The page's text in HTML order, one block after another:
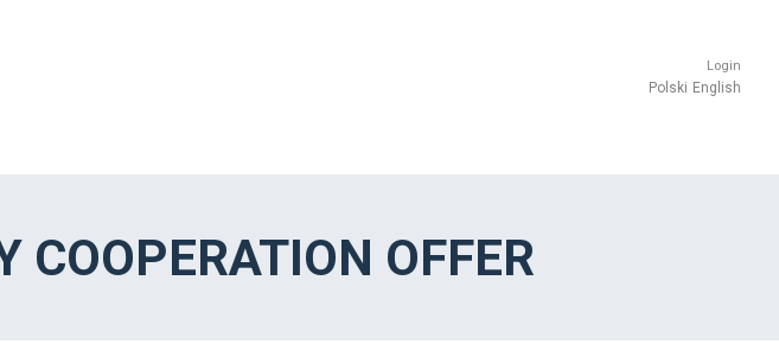
Login
Polski English
COOPERATION OFFER